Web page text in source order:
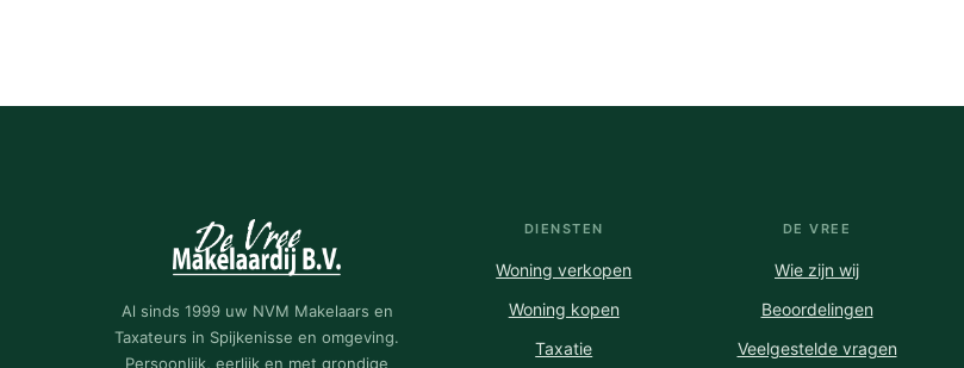
Al sinds 1999 uw NVM Makelaars en
Taxateurs in Spijkenisse en omgeving.
Persoonlijk, eerlijk en met grondige
DIENSTEN
Woning verkopen
Woning kopen
Taxatie
DE VREE
Wie zijn wij
Beoordelingen
Veelgestelde vragen